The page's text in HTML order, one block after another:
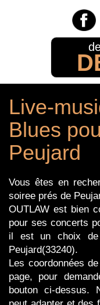
Live-
Blues
Peujard
Vous êtes en
soiree prés de
OUTLAW est bien
pour ses concerts
il est un choix de
Peujard(33240).
Les coordonnées
page, pour
bouton ci-dessus.